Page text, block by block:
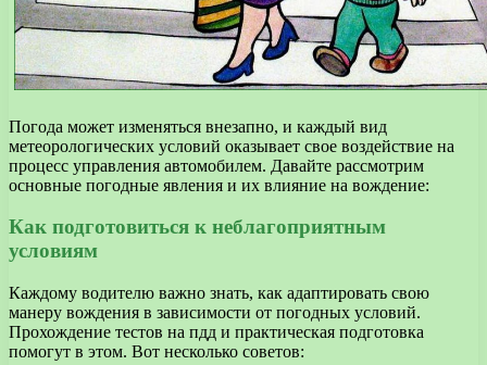
Погода может изменяться внезапно, и каждый вид
метеорологических условий оказывает свое воздействие на
процесс управления автомобилем. Давайте рассмотрим
основные погодные явления и их влияние на вождение:
Как подготовиться к неблагоприятным
условиям
Каждому водителю важно знать, как адаптировать свою
манеру вождения в зависимости от погодных условий.
Прохождение тестов на пдд и практическая подготовка
помогут в этом. Вот несколько советов: